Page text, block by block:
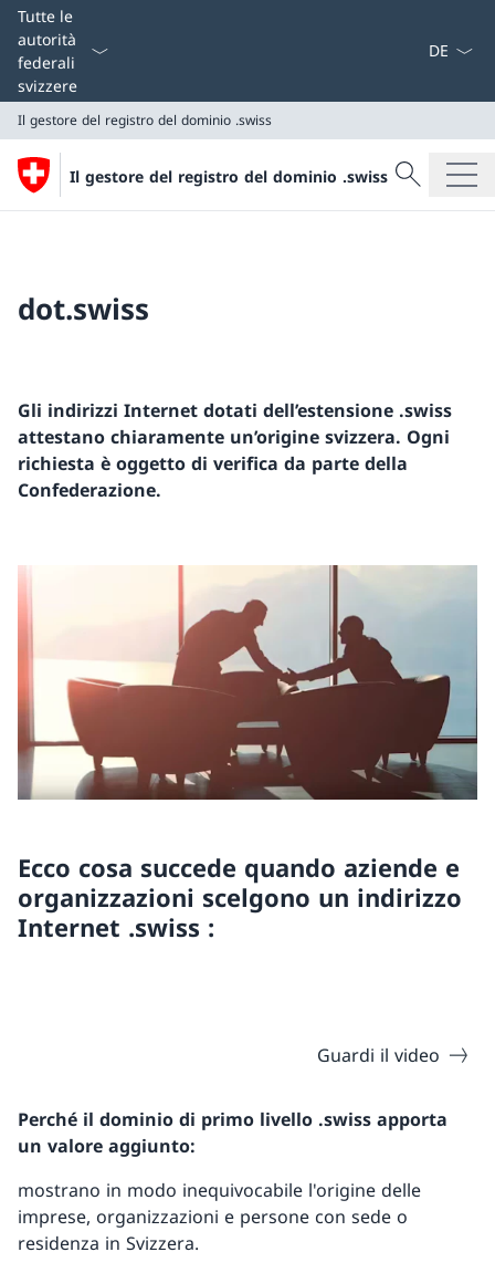
Tutte le
autorità
federali
svizzere
Il gestore del registro del dominio .swiss
Il gestore del registro del dominio .swiss Cercare
Ricerca
dot.swiss
Gli indirizzi Internet dotati dell’estensione .swiss
attestano chiaramente un’origine svizzera. Ogni
richiesta è oggetto di verifica da parte della
Confederazione.
Ecco cosa succede quando aziende e
organizzazioni scelgono un indirizzo
Internet .swiss :
Guardi il video
Perché il dominio di primo livello .swiss apporta
un valore aggiunto:
mostrano in modo inequivocabile l'origine delle
imprese, organizzazioni e persone con sede o
residenza in Svizzera.